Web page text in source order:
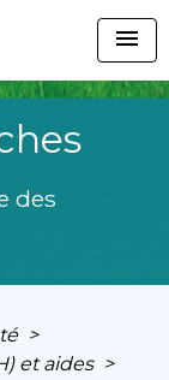
menu
des
>
et aides >